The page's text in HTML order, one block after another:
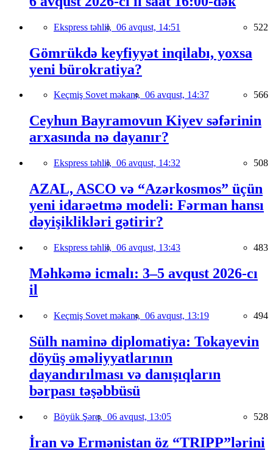
Ekspress təhlil, 06 avqust, 14:51 522
Gömrükdə keyfiyyət inqilabı, yoxsa
yeni bürokratiya?
Keçmiş Sovet məkanı, 06 avqust, 14:37 566
Ceyhun Bayramovun Kiyev səfərinin
arxasında nə dayanır?
Ekspress təhlil, 06 avqust, 14:32 508
AZAL, ASCO və “Azərkosmos” üçün
yeni idarəetmə modeli: Fərman hansı
dəyişiklikləri gətirir?
Ekspress təhlil, 06 avqust, 13:43 483
Məhkəmə icmalı: 3–5 avqust 2026-cı
il
Keçmiş Sovet məkanı, 06 avqust, 13:19 494
Sülh naminə diplomatiya: Tokayevin
döyüş əməliyyatlarının
dayandırılması və danışıqların
bərpası təşəbbüsü
Böyük Şərq, 06 avqust, 13:05 528
İran və Ermənistan öz “TRIPP”lərini